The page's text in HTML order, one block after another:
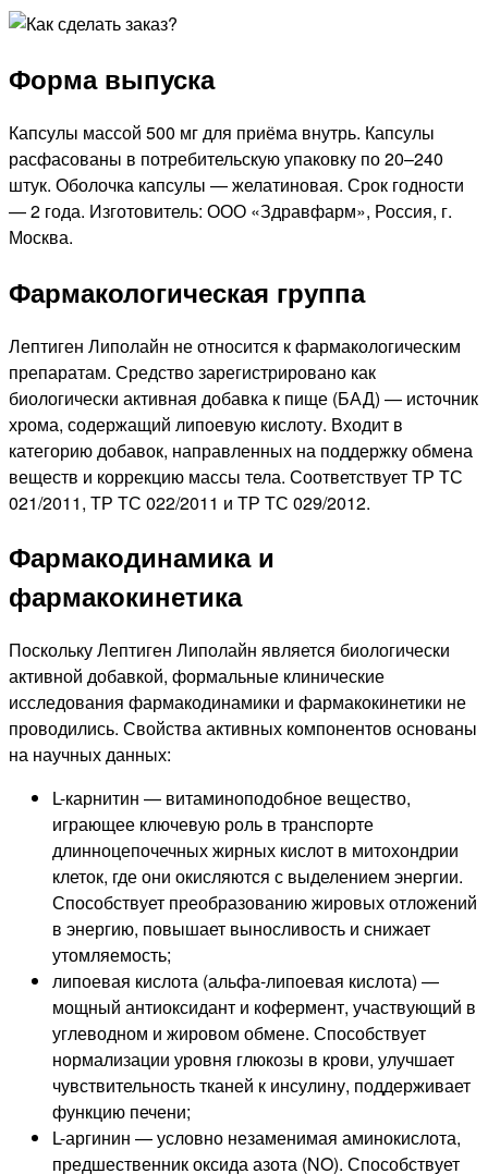
Форма выпуска
Капсулы массой 500 мг для приёма внутрь. Капсулы
расфасованы в потребительскую упаковку по 20–240
штук. Оболочка капсулы — желатиновая. Срок годности
— 2 года. Изготовитель: ООО «Здравфарм», Россия, г.
Москва.
Фармакологическая группа
Лептиген Липолайн не относится к фармакологическим
препаратам. Средство зарегистрировано как
биологически активная добавка к пище (БАД) — источник
хрома, содержащий липоевую кислоту. Входит в
категорию добавок, направленных на поддержку обмена
веществ и коррекцию массы тела. Соответствует ТР ТС
021/2011, ТР ТС 022/2011 и ТР ТС 029/2012.
Фармакодинамика и
фармакокинетика
Поскольку Лептиген Липолайн является биологически
активной добавкой, формальные клинические
исследования фармакодинамики и фармакокинетики не
проводились. Свойства активных компонентов основаны
на научных данных:
L-карнитин — витаминоподобное вещество,
играющее ключевую роль в транспорте
длинноцепочечных жирных кислот в митохондрии
клеток, где они окисляются с выделением энергии.
Способствует преобразованию жировых отложений
в энергию, повышает выносливость и снижает
утомляемость;
липоевая кислота (альфа-липоевая кислота) —
мощный антиоксидант и кофермент, участвующий в
углеводном и жировом обмене. Способствует
нормализации уровня глюкозы в крови, улучшает
чувствительность тканей к инсулину, поддерживает
функцию печени;
L-аргинин — условно незаменимая аминокислота,
предшественник оксида азота (NO). Способствует